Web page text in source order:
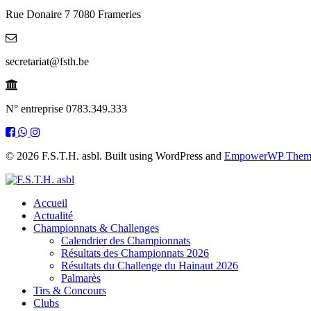
Rue Donaire 7 7080 Frameries
secretariat@fsth.be
N° entreprise 0783.349.333
© 2026 F.S.T.H. asbl. Built using WordPress and EmpowerWP
Accueil
Actualité
Championnats & Challenges
Calendrier des Championnats
Résultats des Championnats 2026
Résultats du Challenge du Hainaut 2026
Palmarès
Tirs & Concours
Clubs